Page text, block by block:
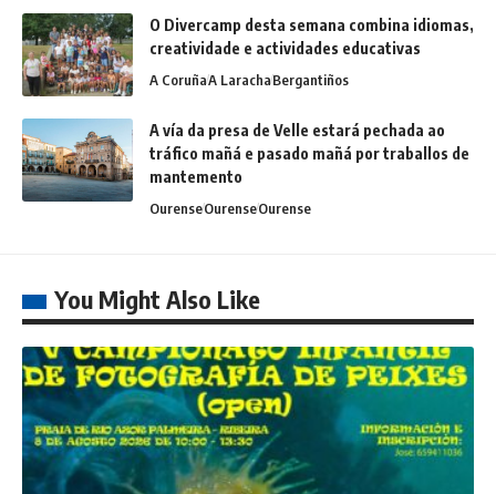
O Divercamp desta semana combina idiomas,
creatividade e actividades educativas
A CoruñaA LarachaBergantiños
A vía da presa de Velle estará pechada ao
tráfico mañá e pasado mañá por traballos de
mantemento
OurenseOurenseOurense
You Might Also Like